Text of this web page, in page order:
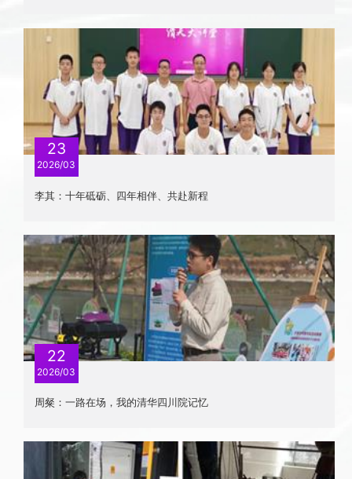
23
2026/03
李其：十年砥砺、四年相伴、共赴新程
22
2026/03
周粲：一路在场，我的清华四川院记忆